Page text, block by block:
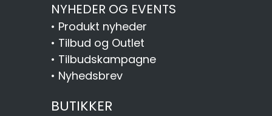
NYHEDER OG EVENTS
• Produkt nyheder
• Tilbud og Outlet
• Tilbudskampagne
• Nyhedsbrev
BUTIKKER